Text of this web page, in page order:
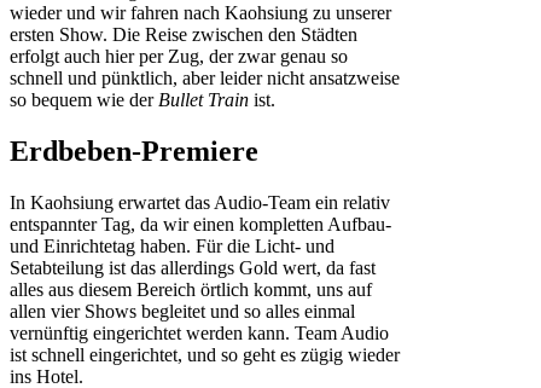
wieder und wir fahren nach Kaohsiung zu unserer
ersten Show. Die Reise zwischen den Städten
erfolgt auch hier per Zug, der zwar genau so
schnell und pünktlich, aber leider nicht ansatzweise
so bequem wie der Bullet Train ist.
Erdbeben-Premiere
In Kaohsiung erwartet das Audio-Team ein relativ
entspannter Tag, da wir einen kompletten Aufbau-
und Einrichtetag haben. Für die Licht- und
Setabteilung ist das allerdings Gold wert, da fast
alles aus diesem Bereich örtlich kommt, uns auf
allen vier Shows begleitet und so alles einmal
vernünftig eingerichtet werden kann. Team Audio
ist schnell eingerichtet, und so geht es zügig wieder
ins Hotel.